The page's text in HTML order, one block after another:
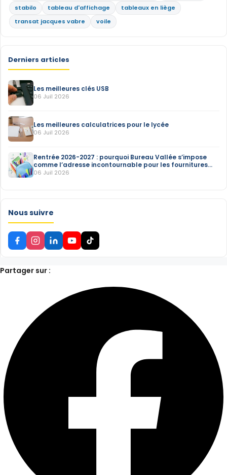
stabilo
tableau d'affichage
tableaux en liège
transat jacques vabre
voile
Derniers articles
Les meilleures clés USB
06 Juil 2026
Les meilleures calculatrices pour le lycée
06 Juil 2026
Rentrée 2026-2027 : pourquoi Bureau Vallée s’impose
comme l’adresse incontournable pour les fournitures
scolaires
06 Juil 2026
Nous suivre
Partager sur :